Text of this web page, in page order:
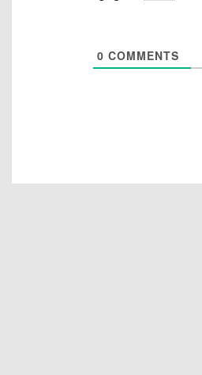
0 COMMENTS